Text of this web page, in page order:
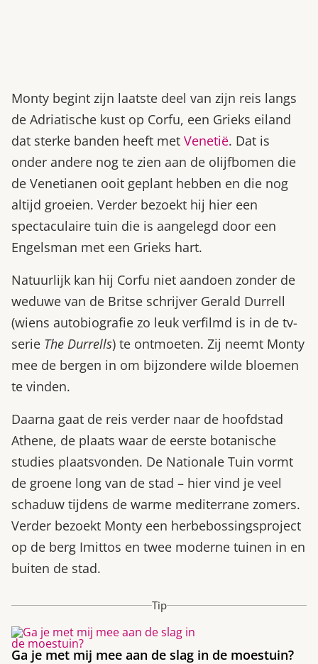
Monty begint zijn laatste deel van zijn reis langs
de Adriatische kust op Corfu, een Grieks eiland
dat sterke banden heeft met Venetië. Dat is
onder andere nog te zien aan de olijfbomen die
de Venetianen ooit geplant hebben en die nog
altijd groeien. Verder bezoekt hij hier een
spectaculaire tuin die is aangelegd door een
Engelsman met een Grieks hart.
Natuurlijk kan hij Corfu niet aandoen zonder de
weduwe van de Britse schrijver Gerald Durrell
(wiens autobiografie zo leuk verfilmd is in de tv-
serie The Durrells) te ontmoeten. Zij neemt Monty
mee de bergen in om bijzondere wilde bloemen
te vinden.
Daarna gaat de reis verder naar de hoofdstad
Athene, de plaats waar de eerste botanische
studies plaatsvonden. De Nationale Tuin vormt
de groene long van de stad – hier vind je veel
schaduw tijdens de warme mediterrane zomers.
Verder bezoekt Monty een herbebossingsproject
op de berg Imittos en twee moderne tuinen in en
buiten de stad.
Tip
Ga je met mij mee aan de slag in de moestuin?